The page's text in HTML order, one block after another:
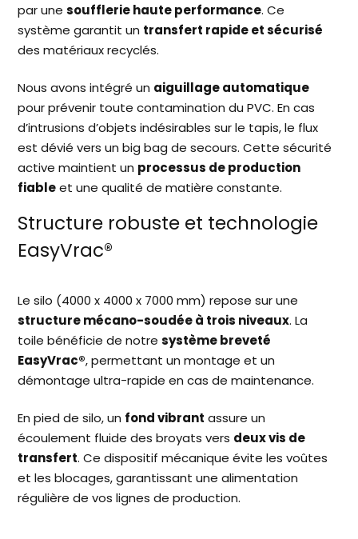
par unesoufflerie haute performance. Ce
système garantit un transfert rapide et sécurisé
des matériaux recyclés.
Nous avons intégré un aiguillage automatique
pour prévenir toute contamination du PVC. En cas
d’intrusions d’objets indésirables sur le tapis, le flux
est dévié vers un big bag de secours. Cette sécurité
active maintient un processus de production
fiableet une qualité de matière constante.
Structure robuste et technologie
EasyVrac®
Le silo (4000 x 4000 x 7000 mm) repose sur une
structure mécano-soudée à trois niveaux. La
toile bénéficie de notresystème breveté
EasyVrac®, permettant un montage et un
démontage ultra-rapide en cas de maintenance.
En pied de silo, un fond vibrant assure un
écoulement fluide des broyats vers deux vis de
transfert. Ce dispositif mécanique évite les voûtes
et les blocages, garantissant une alimentation
régulière de vos lignes de production.